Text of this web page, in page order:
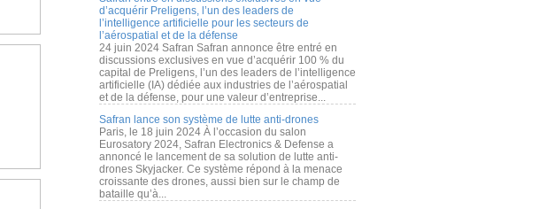
d’acquérir Preligens, l’un des leaders de
l’intelligence artificielle pour les secteurs de
l’aérospatial et de la défense
24 juin 2024 Safran Safran annonce être entré en
discussions exclusives en vue d’acquérir 100 % du
capital de Preligens, l’un des leaders de l’intelligence
artificielle (IA) dédiée aux industries de l’aérospatial
et de la défense, pour une valeur d’entreprise...
Safran lance son système de lutte anti-drones
Paris, le 18 juin 2024 À l’occasion du salon
Eurosatory 2024, Safran Electronics & Defense a
annoncé le lancement de sa solution de lutte anti-
drones Skyjacker. Ce système répond à la menace
croissante des drones, aussi bien sur le champ de
bataille qu’à...